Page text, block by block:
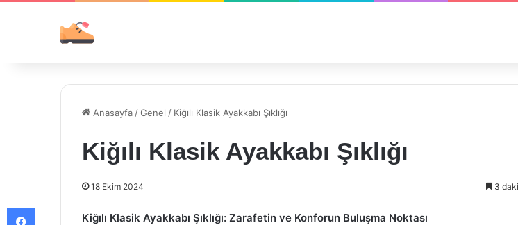
Anasayfa /Genel / Kiğılı Klasik Ayakkabı Şıklığı
Kiğılı Klasik Ayakkabı Şıklığı
18 Ekim 2024 3
Kiğılı Klasik Ayakkabı Şıklığı: Zarafetin ve Konforun Buluşma Noktası
Facebook